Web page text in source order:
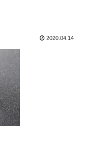
2020.04.14